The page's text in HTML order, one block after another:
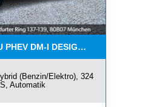
PHEV DM-I
(Benzin/Elektro), 324
Automatik